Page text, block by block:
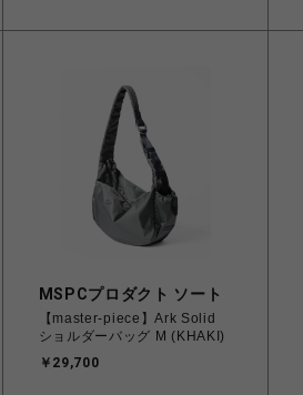
MSPCプロダクト ソート
【master-piece】Ark Solid
ショルダーバッグ M (KHAKI)
￥29,700